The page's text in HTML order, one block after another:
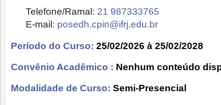
Telefone/Ramal: 21 987333765
E-mail: posedh.cpin@ifrj.edu.br
Período do Curso: 25/02/2026 à 25/02/2028
Convênio Acadêmico : Nenhum conteúdo
Modalidade de Curso: Semi-Presencial